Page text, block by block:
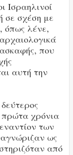
Ισραηλινοί
σε σχέση με
όπως λένε,
που
αυτή την
χρόνια
των
ως
από